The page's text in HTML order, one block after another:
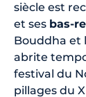
siècle est
et ses bas-
Bouddha et
abrite
festival du
pillages du